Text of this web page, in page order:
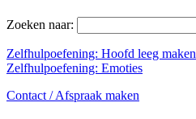
Zoeken naar:
Zelfhulpoefening: Hoofd leeg maken
Zelfhulpoefening: Emoties
Contact / Afspraak maken